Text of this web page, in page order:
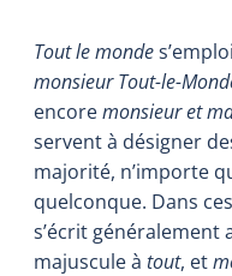
Tout le monde
monsieur Tout-le-
encoremonsieur et
servent à désigner
majorité, n’importe
quelconque. Dans
s’écrit généralement
majuscule à tout, et